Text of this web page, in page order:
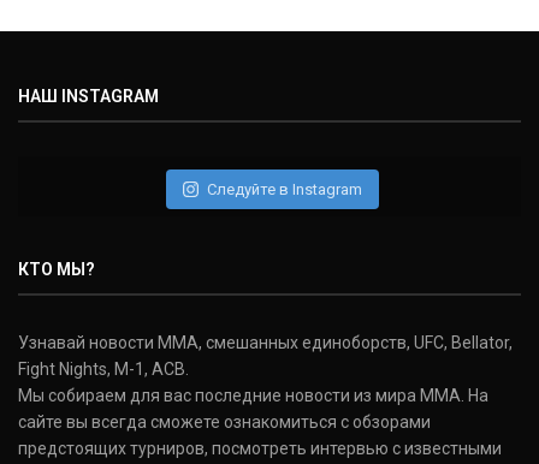
НАШ INSTAGRAM
Следуйте в Instagram
КТО МЫ?
Узнавай новости ММА, смешанных единоборств, UFC, Bellator,
Fight Nights, M-1, ACB.
Мы собираем для вас последние новости из мира ММА. На
сайте вы всегда сможете ознакомиться с обзорами
предстоящих турниров, посмотреть интервью с известными